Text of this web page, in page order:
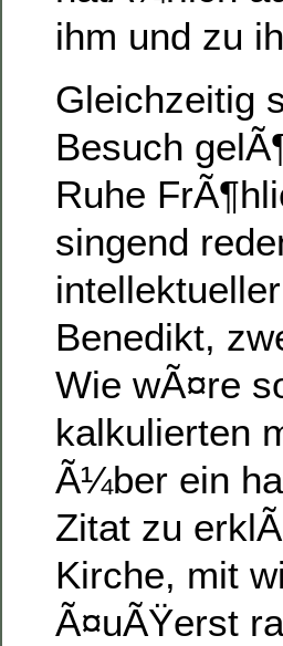
ihm und zu
Gleichzeitig
Besuch
Ruhe
singend
Benedikt,
Wie wÃ¤re
kalkulierten
Ã¼ber ein
Zitat zu
Kirche, mit
Ã¤uÃŸerst